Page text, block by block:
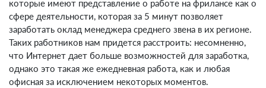
которые имеют представление о работе на фрилансе как о
сфере деятельности, которая за 5 минут позволяет
заработать оклад менеджера среднего звена в их регионе.
Таких работников нам придется расстроить: несомненно,
что Интернет дает больше возможностей для заработка,
однако это такая же ежедневная работа, как и любая
офисная за исключением некоторых моментов.